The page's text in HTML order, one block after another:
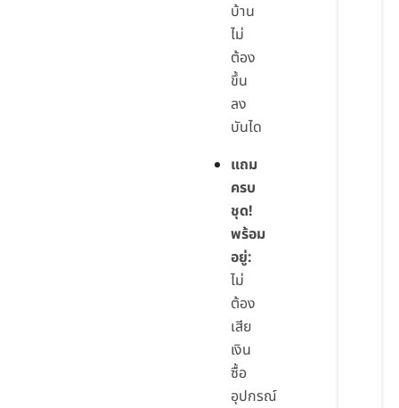
บ้าน
ไม่
ต้อง
ขึ้น
ลง
บันได
แถม
ครบ
ชุด!
พร้อม
อยู่:
ไม่
ต้อง
เสีย
เงิน
ซื้อ
อุปกรณ์